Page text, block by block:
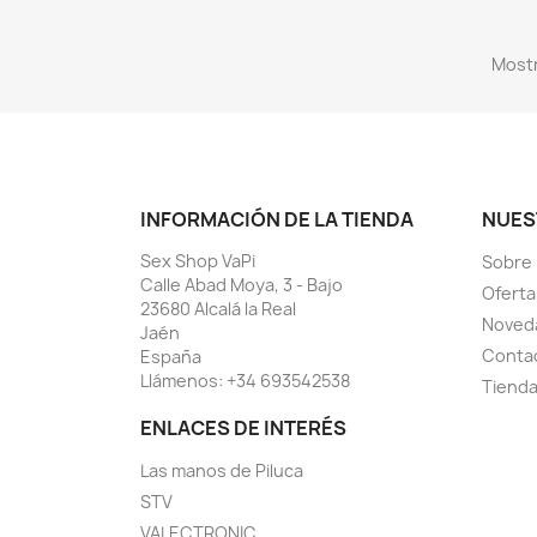
INFORMACIÓN DE LA TIENDA
Sex Shop VaPi
Calle Abad Moya, 3 - Bajo
23680 Alcalá la Real
Jaén
España
Llámenos: +34 693542538
ENLACES DE INTERÉS
Las manos de Piluca
STV
VALECTRONIC